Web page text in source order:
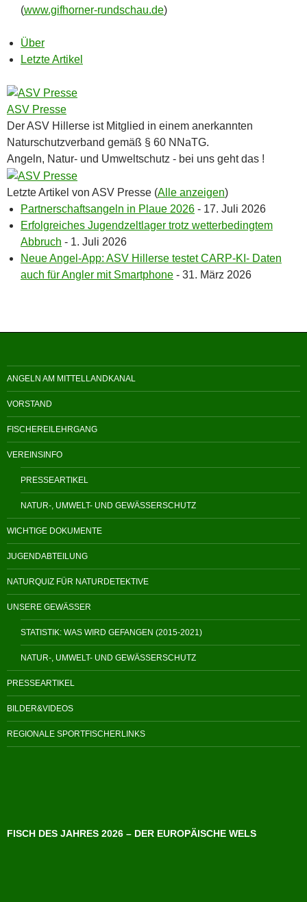
(www.gifhorner-rundschau.de)
Über
Letzte Artikel
ASV Presse
Der ASV Hillerse ist Mitglied in einem anerkannten
Naturschutzverband gemäß § 60 NNaTG.
Angeln, Natur- und Umweltschutz - bei uns geht das !
Letzte Artikel von ASV Presse (Alle anzeigen)
Partnerschaftsangeln in Plaue 2026 - 17. Juli 2026
Erfolgreiches Jugendzeltlager trotz wetterbedingtem
Abbruch - 1. Juli 2026
Neue Angel-App: ASV Hillerse testet CARP-KI- Daten
auch für Angler mit Smartphone - 31. März 2026
ANGELN AM MITTELLANDKANAL
VORSTAND
FISCHEREILEHRGANG
VEREINSINFO
PRESSEARTIKEL
NATUR-, UMWELT- UND GEWÄSSERSCHUTZ
WICHTIGE DOKUMENTE
JUGENDABTEILUNG
NATURQUIZ FÜR NATURDETEKTIVE
UNSERE GEWÄSSER
STATISTIK: WAS WIRD GEFANGEN (2015-2021)
NATUR-, UMWELT- UND GEWÄSSERSCHUTZ
PRESSEARTIKEL
BILDER&VIDEOS
REGIONALE SPORTFISCHERLINKS
FISCH DES JAHRES 2026 – DER EUROPÄISCHE WELS